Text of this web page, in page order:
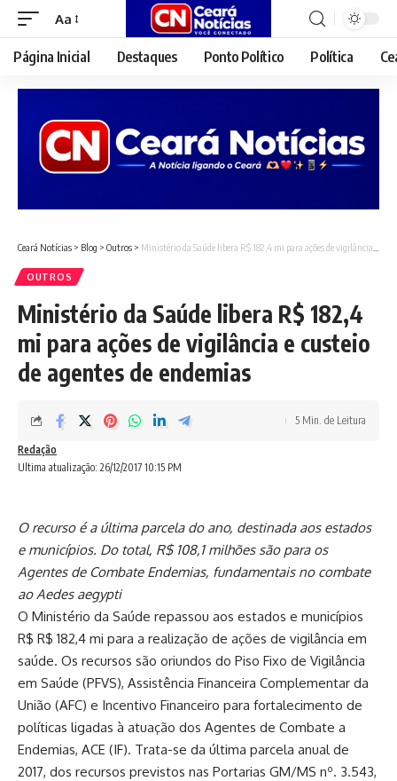
Font
Resizer
Aa
Página Inicial Destaques Ponto Político Política
Ceará Notícias > Blog > Outros > Ministério da Saúde libera R$ 182,4 mi para ações de vigilância e custeio de agentes de endemias
OUTROS
Ministério da Saúde libera R$ 182,4
mi para ações de vigilância e custeio
de agentes de endemias
Ultima atualização: 26/12/2017 10:15 PM
Redação
5 Min. de Leitura
O recurso é a última parcela do ano, destinada aos estados
e municípios. Do total, R$ 108,1 milhões são para os
Agentes de Combate Endemias, fundamentais no combate
ao Aedes aegypti
O Ministério da Saúde repassou aos estados e municípios
R$ R$ 182,4 mi para a realização de ações de vigilância em
saúde. Os recursos são oriundos do Piso Fixo de Vigilância
em Saúde (PFVS), Assistência Financeira Complementar da
União (AFC) e Incentivo Financeiro para fortalecimento de
políticas ligadas à atuação dos Agentes de Combate a
Endemias, ACE (IF). Trata-se da última parcela anual de
2017, dos recursos previstos nas Portarias GM/MS nº. 3.543,